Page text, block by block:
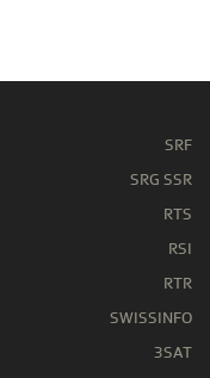
SRF
SRG SSR
RTS
RSI
RTR
SWISSINFO
3SAT